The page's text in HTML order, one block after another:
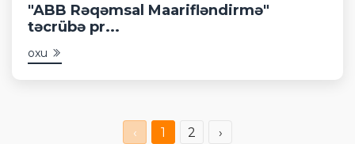
"ABB Rəqəmsal Maarifləndirmə"
təcrübə pr...
oxu
‹ 1 2 ›